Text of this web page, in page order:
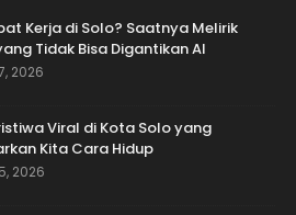
Kerja di Solo? Saatnya Melirik
Tidak Bisa Digantikan AI
2026
Viral di Kota Solo yang
Kita Cara Hidup
2026